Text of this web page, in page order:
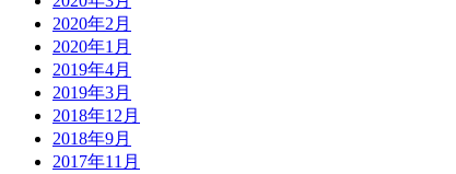
2020年2月
2020年1月
2019年4月
2019年3月
2018年12月
2018年9月
2017年11月